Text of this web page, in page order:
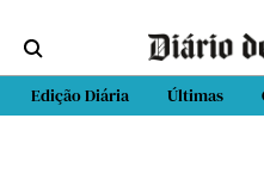
Edição Diária Últimas